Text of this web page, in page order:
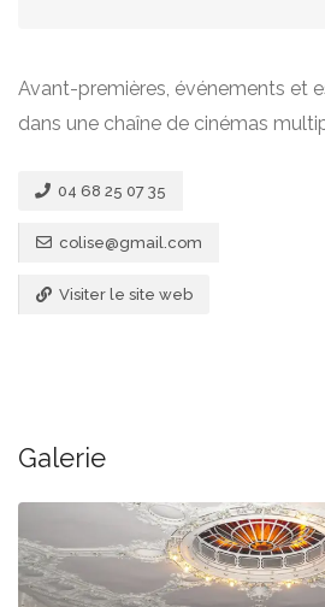
Avant-premières, événements et
dans une chaîne de cinémas
04 68 25 07 35
colise@gmail.com
Visiter le site web
Galerie